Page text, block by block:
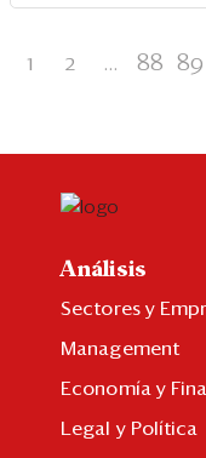
1 2 ... 88 89
Análisis
Sectores y
Management
Economía y
Legal y Política